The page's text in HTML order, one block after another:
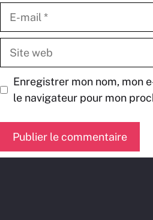
Site
Enregistrer mon nom, mon
le navigateur pour mon